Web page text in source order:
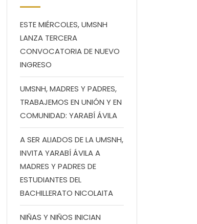
ESTE MIÉRCOLES, UMSNH
LANZA TERCERA
CONVOCATORIA DE NUEVO
INGRESO
UMSNH, MADRES Y PADRES,
TRABAJEMOS EN UNIÓN Y EN
COMUNIDAD: YARABÍ ÁVILA
A SER ALIADOS DE LA UMSNH,
INVITA YARABÍ ÁVILA A
MADRES Y PADRES DE
ESTUDIANTES DEL
BACHILLERATO NICOLAITA
NIÑAS Y NIÑOS INICIAN